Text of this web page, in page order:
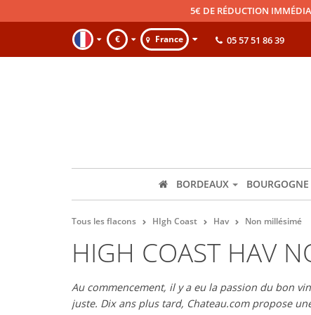
5€ DE RÉDUCTION
€ France 05 57 51 86 39
BORDEAUX BOURGOGNE
Tous les flacons HIgh Coast Hav Non millésimé
HIGH COAST HAV
Au commencement, il y a eu la passion du bon
juste. Dix ans plus tard, Chateau.com propose